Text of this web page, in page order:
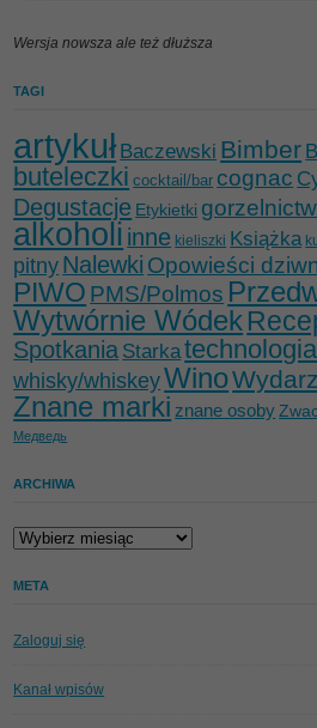
Wersja nowsza ale też dłuższa
TAGI
artykułBaczewski Bimber
buteleczki cocktail/bar cognac
Degustacje Etykietki
alkoholi inne kieliszki Książka
pitny Nalewki Opowieści
PIWO PMS/Polmos
Wytwórnie Wódek
Spotkania Starkatechnologia
whisky/whiskeyWino
Znane marki znane osoby
Медведь
ARCHIWA
Archiwa
META
Zaloguj się
Kanał wpisów